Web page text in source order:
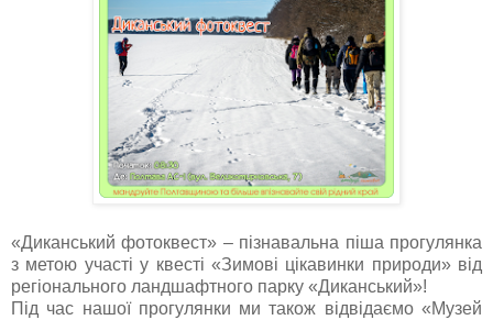
«Диканський фотоквест» – пізнавальна піша прогулянка
з метою участі у квесті «Зимові цікавинки природи» від
регіонального ландшафтного парку «Диканський»!
Під час нашої прогулянки ми також відвідаємо «Музей